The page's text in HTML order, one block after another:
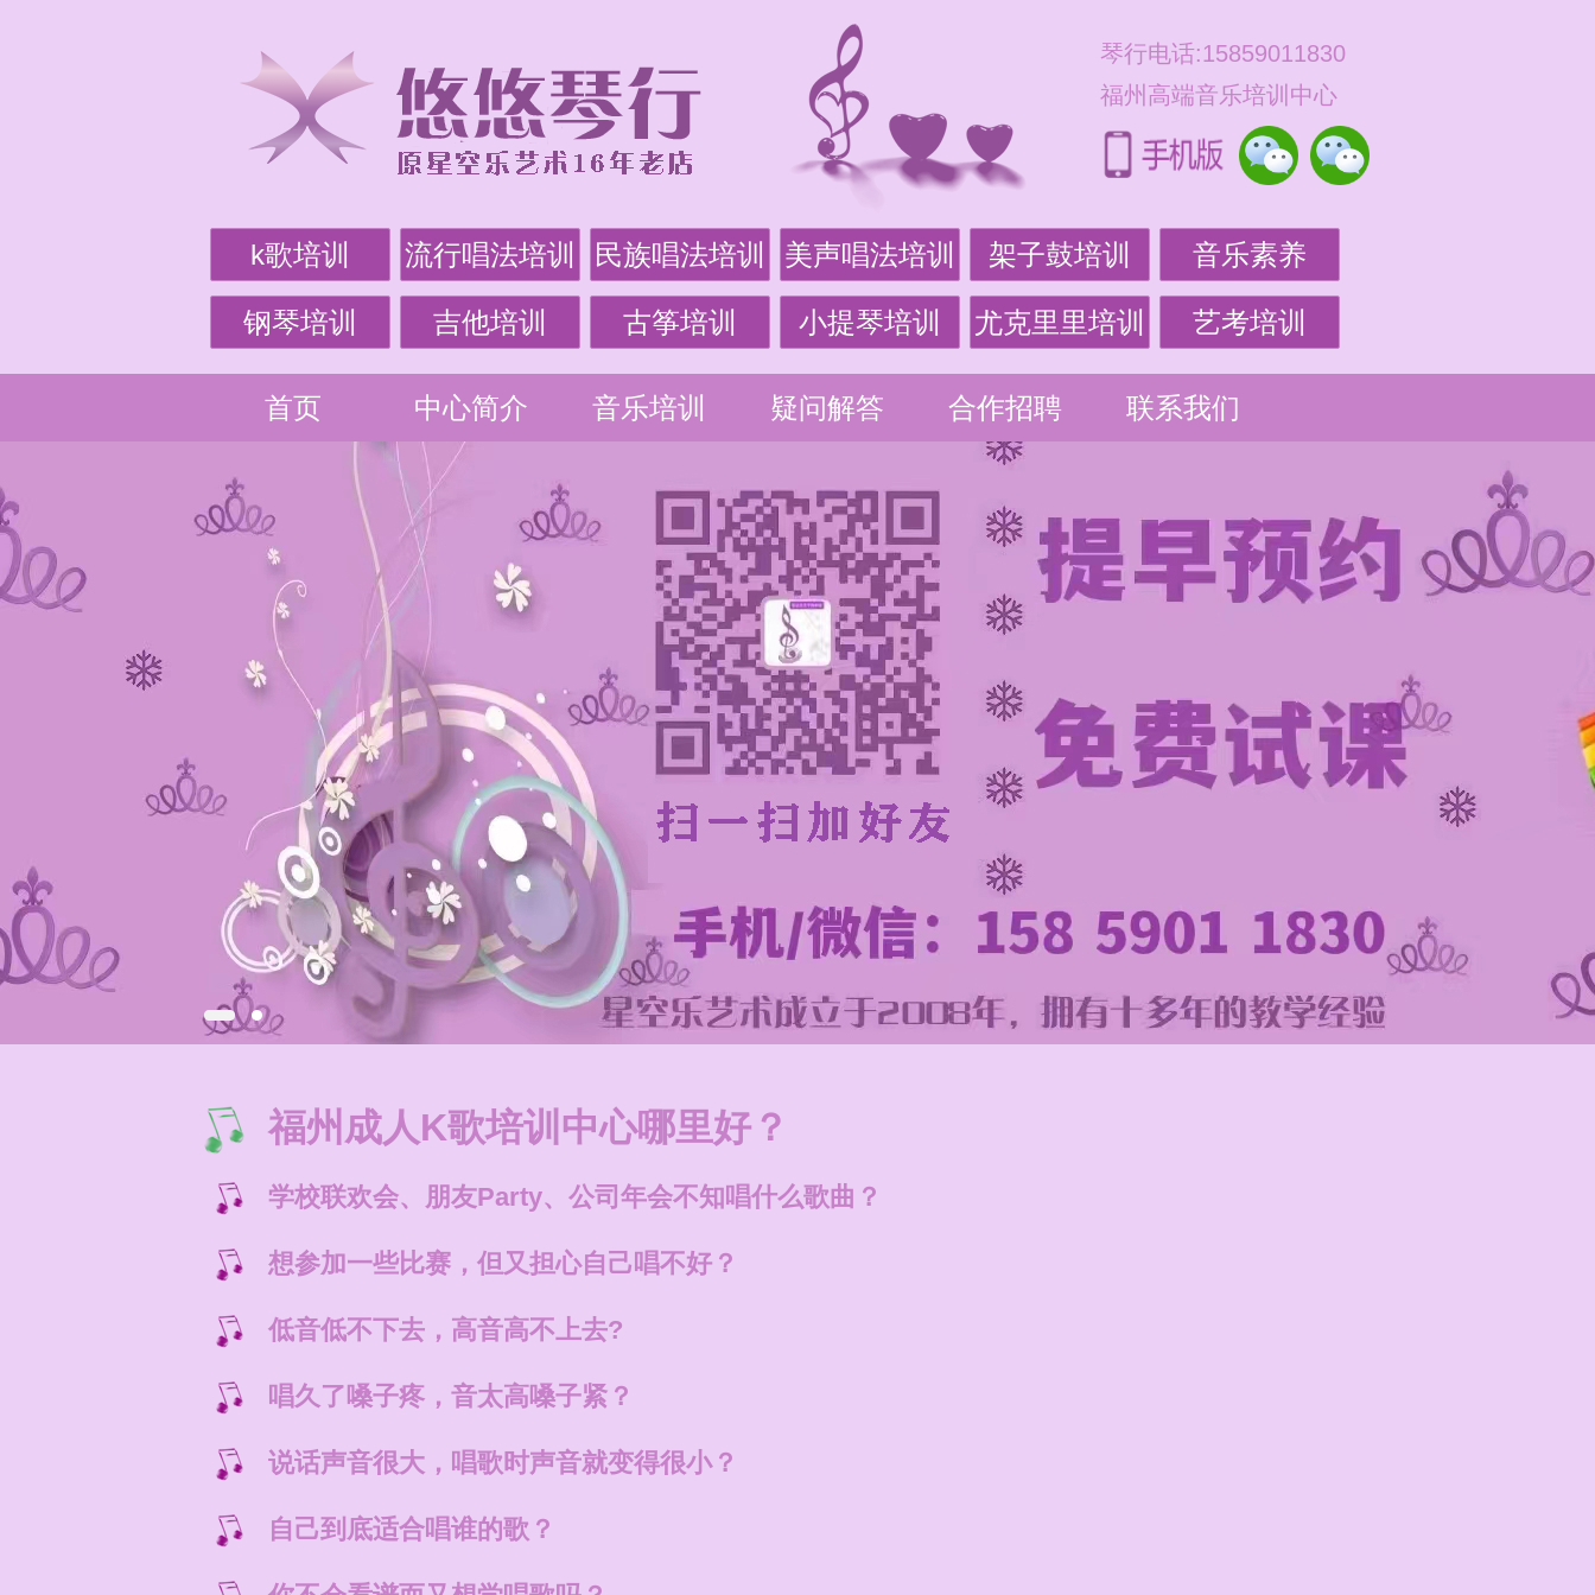
琴行电话:15859011830
福州高端音乐培训中心
k歌培训 流行唱法培训 民族唱法培训 美声唱法培训 架子鼓培训 音乐素养
钢琴培训 吉他培训 古筝培训 小提琴培训 尤克里里培训 艺考培训
首页 中心简介 音乐培训 疑问解答 合作招聘 联系我们
福州成人K歌培训中心哪里好？
学校联欢会、朋友Party、公司年会不知唱什么歌曲？
想参加一些比赛，但又担心自己唱不好？
低音低不下去，高音高不上去?
唱久了嗓子疼，音太高嗓子紧？
说话声音很大，唱歌时声音就变得很小？
自己到底适合唱谁的歌？